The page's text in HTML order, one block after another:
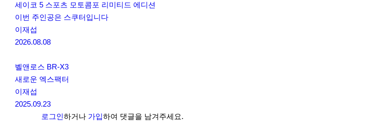
세이코 5 스포츠 모토콤포 리미티드 에디션
이번 주인공은 스쿠터입니다
이재섭
2026.08.08
벨앤로스 BR-X3
새로운 엑스팩터
이재섭
2025.09.23
로그인하거나 가입하여 댓글을 남겨주세요.